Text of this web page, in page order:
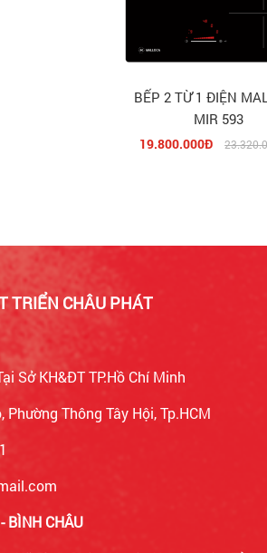
BẾP 2 TỪ 1 ĐIỆN
MIR 593
19.800.000Đ
TRIỂN CHÂU PHÁT
Sở KH&ĐT TP.Hồ Chí Minh
Thông Tây Hội, Tp.HCM
BÌNH CHÂU